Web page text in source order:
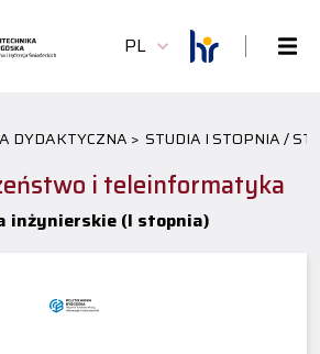
PL
DYDAKTYCZNA > STUDIA I STOPNIA /
i teleinformatyka
inżynierskie (I stopnia)